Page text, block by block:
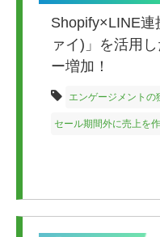
Shopify×LINE連
ァイ)」を活用
ー増加！
エンゲージメントの
セール期間外に売上を